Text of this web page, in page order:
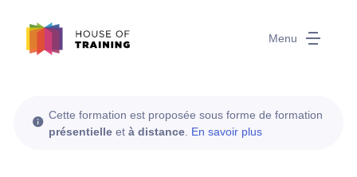
Menu
Cette formation est proposée sous forme de formation
présentielle et à distance En savoir plus